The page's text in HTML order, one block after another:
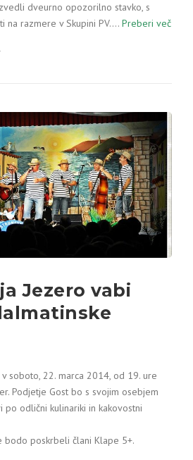
dveurno opozorilno stavko, s
na razmere v Skupini PV.… Preberi več
Jezero vabi
soboto, 22. marca 2014, od 19. ure
Podjetje Gost bo s svojim osebjem
po odlični kulinariki in kakovostni
poskrbeli člani Klape 5+.